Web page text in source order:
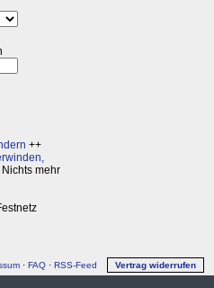
++
mehr
· FAQ· RSS-Feed Vertrag widerrufen